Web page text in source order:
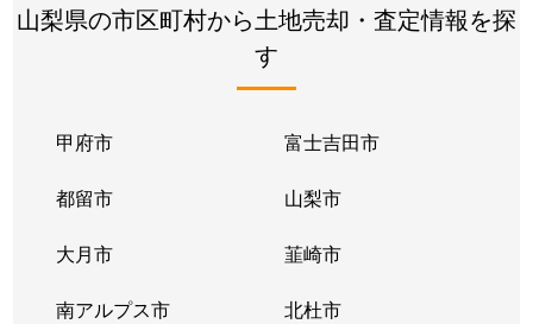
山梨県の市区町村から土地売却・査定情報を探
す
甲府市 富士吉田市
都留市 山梨市
大月市 韮崎市
南アルプス市 北杜市